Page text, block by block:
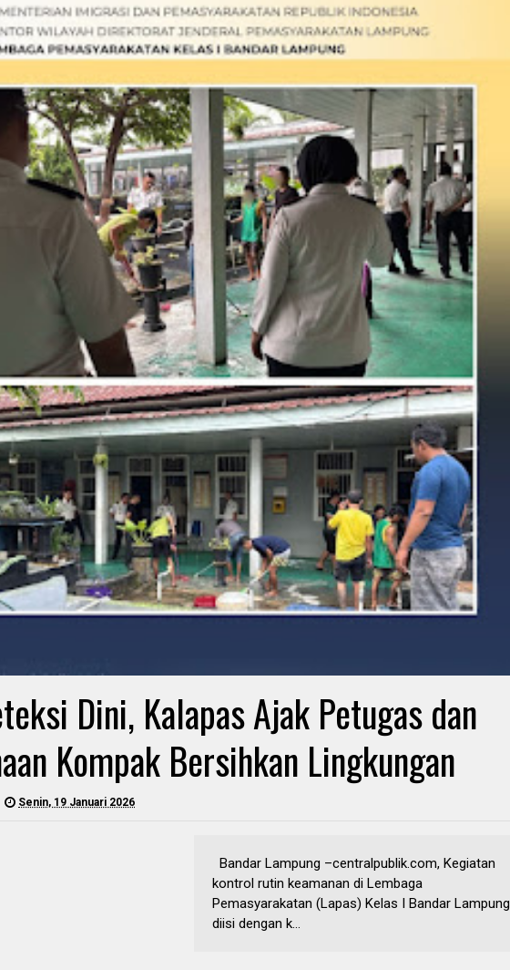
Dini, Kalapas Ajak Petugas dan
Kompak Bersihkan Lingkungan
Senin, 19 Januari 2026
Bandar Lampung –centralpublik.com, Kegiatan
kontrol rutin keamanan di Lembaga
Pemasyarakatan (Lapas) Kelas I Bandar Lampung
diisi dengan k...